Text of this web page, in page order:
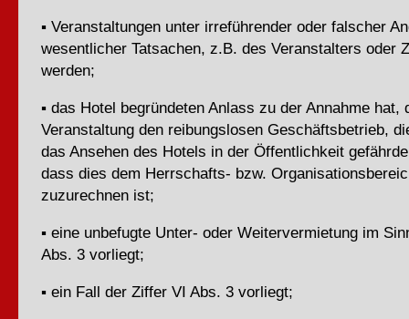
▪ Veranstaltungen unter irreführender oder falscher
wesentlicher Tatsachen, z.B. des Veranstalters oder
werden;
▪ das Hotel begründeten Anlass zu der Annahme hat,
Veranstaltung den reibungslosen Geschäftsbetrieb,
das Ansehen des Hotels in der Öffentlichkeit
dass dies dem Herrschafts- bzw.
zuzurechnen ist;
▪ eine unbefugte Unter- oder Weitervermietung im
Abs. 3 vorliegt;
▪ ein Fall der Ziffer VI Abs. 3 vorliegt;